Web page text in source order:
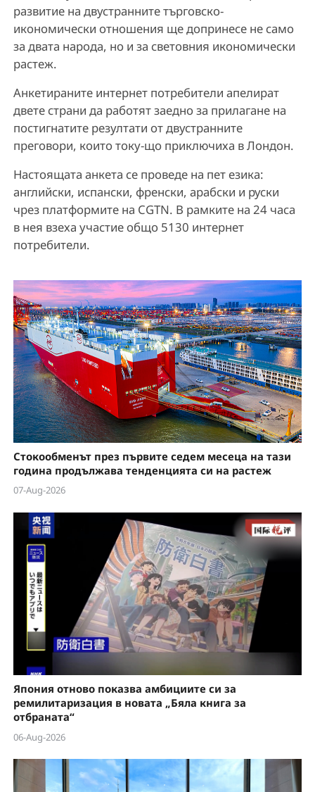
развитие на двустранните търговско-
икономически отношения ще допринесе не само
за двата народа, но и за световния икономически
растеж.
Анкетираните интернет потребители апелират
двете страни да работят заедно за прилагане на
постигнатите резултати от двустранните
преговори, които току-що приключиха в Лондон.
Настоящата анкета се проведе на пет езика:
английски, испански, френски, арабски и руски
чрез платформите на CGTN. В рамките на 24 часа
в нея взеха участие общо 5130 интернет
потребители.
Стокообменът през първите седем месеца на тази
година продължава тенденцията си на растеж
07-Aug-2026
Япония отново показва амбициите си за
ремилитаризация в новата „Бяла книга за
отбраната“
06-Aug-2026